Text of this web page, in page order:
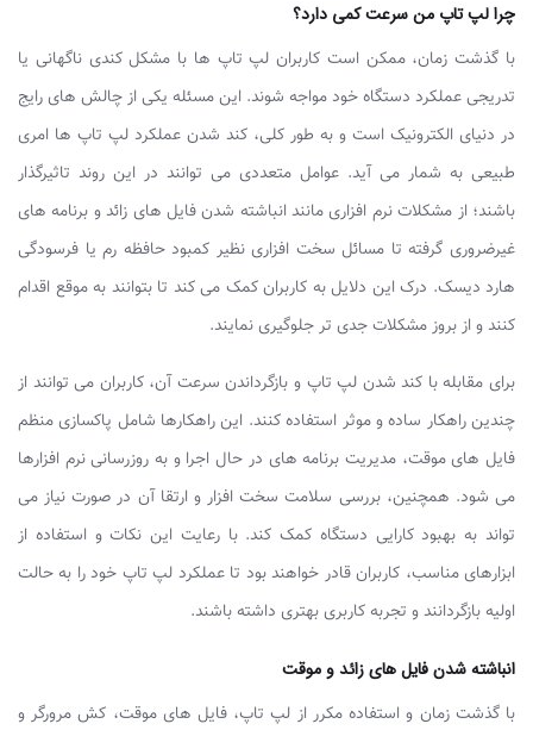
چرا لپ تاپ من سرعت کمی دارد؟
با گذشت زمان، ممکن است کاربران لپ تاپ ها با مشکل کندی ناگهانی یا
تدریجی عملکرد دستگاه خود مواجه شوند. این مسئله یکی از چالش های رایج
در دنیای الکترونیک است و به طور کلی، کند شدن عملکرد لپ تاپ ها امری
طبیعی به شمار می آید. عوامل متعددی می توانند در این روند تاثیرگذار
باشند؛ از مشکلات نرم افزاری مانند انباشته شدن فایل های زائد و برنامه های
غیرضروری گرفته تا مسائل سخت افزاری نظیر کمبود حافظه رم یا فرسودگی
هارد دیسک. درک این دلایل به کاربران کمک می کند تا بتوانند به موقع اقدام
کنند و از بروز مشکلات جدی تر جلوگیری نمایند.
برای مقابله با کند شدن لپ تاپ و بازگرداندن سرعت آن، کاربران می توانند از
چندین راهکار ساده و موثر استفاده کنند. این راهکارها شامل پاکسازی منظم
فایل های موقت، مدیریت برنامه های در حال اجرا و به روزرسانی نرم افزارها
می شود. همچنین، بررسی سلامت سخت افزار و ارتقا آن در صورت نیاز می
تواند به بهبود کارایی دستگاه کمک کند. با رعایت این نکات و استفاده از
ابزارهای مناسب، کاربران قادر خواهند بود تا عملکرد لپ تاپ خود را به حالت
اولیه بازگردانند و تجربه کاربری بهتری داشته باشند.
انباشته شدن فایل‌ های زائد و موقت
با گذشت زمان و استفاده مکرر از لپ ‌تاپ، فایل‌ های موقت، کش مرورگر و